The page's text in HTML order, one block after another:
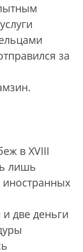
за
в XVIII
лишь
иностранных
две деньги